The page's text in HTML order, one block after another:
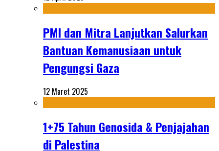
PMI dan Mitra Lanjutkan Salurkan
Bantuan Kemanusiaan untuk
Pengungsi Gaza
12 Maret 2025
1+75 Tahun Genosida & Penjajahan
di Palestina